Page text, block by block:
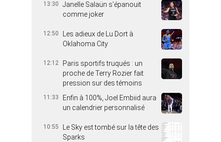
13:30
Janelle Salaün s’épanouit
comme joker
12:50
Les adieux de Lu Dort à
Oklahoma City
12:12
Paris sportifs truqués : un
proche de Terry Rozier fait
pression sur des témoins
11:33
Enfin à 100%, Joel Embiid aura
un calendrier personnalisé
10:55
Le Sky est tombé sur la tête des
Sparks